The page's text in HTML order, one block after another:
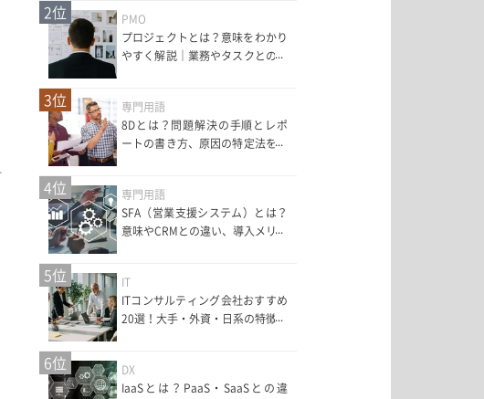
PMO
プロジェクトとは？意味をわかり
やすく解説｜業務やタスクとの違
2位
専門用語
8Dとは？問題解決の手順とレポ
ートの書き方、原因の特定法を解
3位
専門用語
SFA（営業支援システム）とは？
意味やCRMとの違い、導入メリッ
4位
IT
ITコンサルティング会社おすすめ
20選！大手・外資・日系の特徴や
5位
DX
IaaSとは？PaaS・SaaSとの違
6位